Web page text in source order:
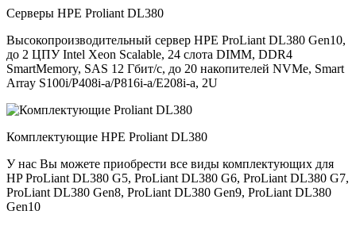
Серверы НРE Prоliаnt DL380
Высокопроизводительный сервер HPE ProLiant DL380 Gen10,
до 2 ЦПУ Intel Xeon Scalable, 24 слота DIMM, DDR4
SmartMemory, SAS 12 Гбит/с, до 20 накопителей NVMe, Smart
Array S100i/P408i-a/P816i-a/E208i-a, 2U
Комплектующие НРE Prоliаnt DL380
У нас Вы можете приобрести все виды комплектующих для
HP ProLiant DL380 G5, ProLiant DL380 G6, ProLiant DL380 G7,
ProLiant DL380 Gen8, ProLiant DL380 Gen9, ProLiant DL380
Gen10